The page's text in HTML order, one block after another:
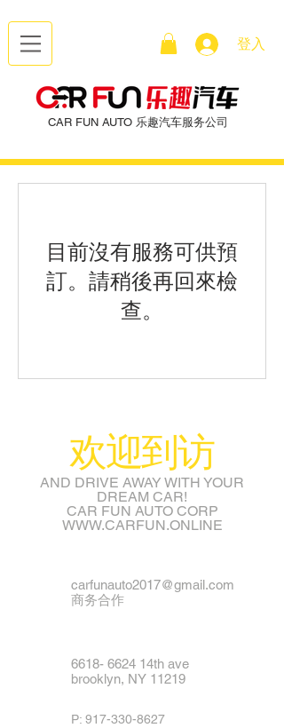
登入
CAR FUN AUTO 乐趣汽车服务公司
目前沒有服務可供預
訂。請稍後再回來檢
查。
​欢迎到访
AND DRIVE AWAY WITH YOUR
DREAM CAR!
CAR FUN AUTO CORP
WWW.CARFUN.ONLINE
carfunauto2017@gmail.com
商务合作
6618- 6624 14th ave
brooklyn, NY 11219
P: 917-330-8627